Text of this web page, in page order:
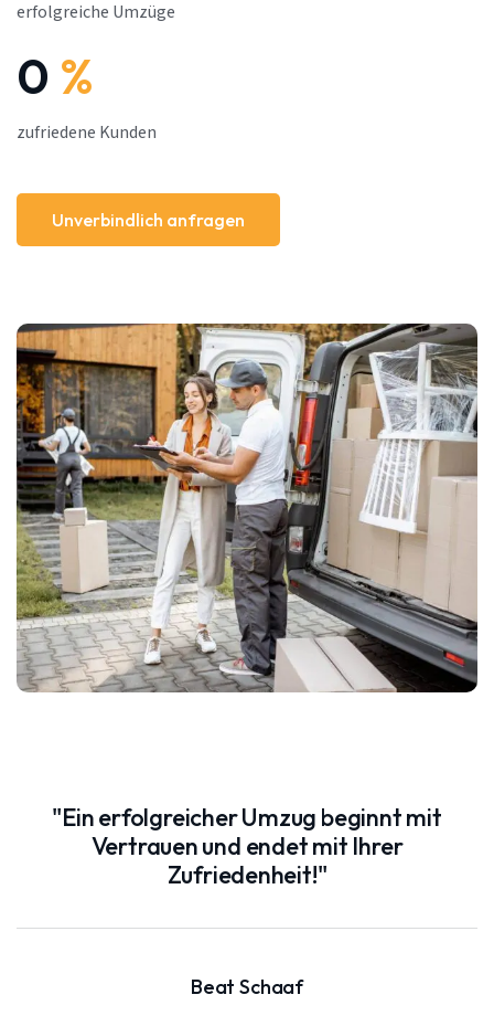
"Ein erfolgreicher Umzug beginnt mit
Vertrauen und endet mit Ihrer
Zufriedenheit!"
Beat Schaaf
erfolgreiche Umzüge
0 %
zufriedene Kunden
Unverbindlich anfragen